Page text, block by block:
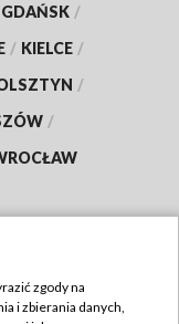
GDAŃSK /
/ KIELCE /
/
/
zgody na
i zbierania danych,